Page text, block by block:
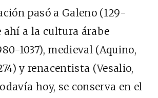
pasó a Galeno (129-
ahí a la cultura árabe
1037), medieval (Aquino,
y renacentista (Vesalio,
hoy, se conserva en el